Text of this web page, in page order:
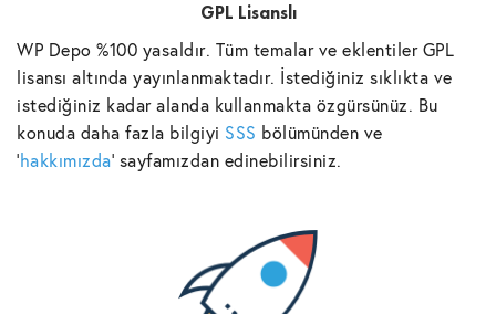
GPL Lisanslı
WP Depo %100 yasaldır. Tüm temalar ve eklentiler GPL
lisansı altında yayınlanmaktadır. İstediğiniz sıklıkta ve
istediğiniz kadar alanda kullanmakta özgürsünüz. Bu
konuda daha fazla bilgiyi SSS bölümünden ve
'hakkımızda' sayfamızdan edinebilirsiniz.